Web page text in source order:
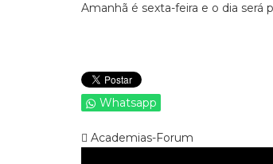
Amanhã é sexta-feira e o dia
Whatsapp
Academias-Forum